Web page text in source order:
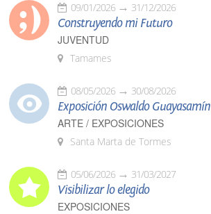
09/01/2026 31/12/2026
Construyendo mi Futuro
JUVENTUD
Tamames
08/05/2026 30/08/2026
Exposición Oswaldo Guayasamín
ARTE / EXPOSICIONES
Santa Marta de Tormes
05/06/2026 31/03/2027
Visibilizar lo elegido
EXPOSICIONES